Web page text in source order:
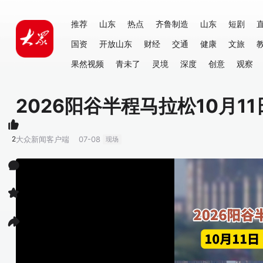
推荐 山东 热点 齐鲁制造 山东 短剧
国资
开放山东 财经 交通 健康 文旅
果然视频
青未了 灵境 深度 创意 观察
2026阳谷半程马拉松10月11
大众新闻客户端 07-08 现场
2